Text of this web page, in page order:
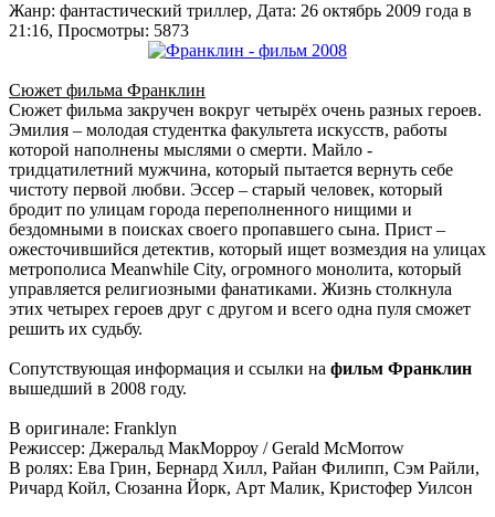
Жанр: фантастический триллер, Дата: 26 октябрь 2009 года в
21:16, Просмотры: 5873
Сюжет фильма Франклин
Сюжет фильма закручен вокруг четырёх очень разных героев.
Эмилия – молодая студентка факультета искусств, работы
которой наполнены мыслями о смерти. Майло -
тридцатилетний мужчина, который пытается вернуть себе
чистоту первой любви. Эссер – старый человек, который
бродит по улицам города переполненного нищими и
бездомными в поисках своего пропавшего сына. Прист –
ожесточившийся детектив, который ищет возмездия на улицах
метрополиса Meanwhile City, огромного монолита, который
управляется религиозными фанатиками. Жизнь столкнула
этих четырех героев друг с другом и всего одна пуля сможет
решить их судьбу.
Сопутствующая информация и ссылки на фильм Франклин
вышедший в 2008 году.
В оригинале: Franklyn
Режиссер: Джеральд МакМорроу / Gerald McMorrow
В ролях: Ева Грин, Бернард Хилл, Райан Филипп, Сэм Райли,
Ричард Койл, Сюзанна Йорк, Арт Малик, Кристофер Уилсон